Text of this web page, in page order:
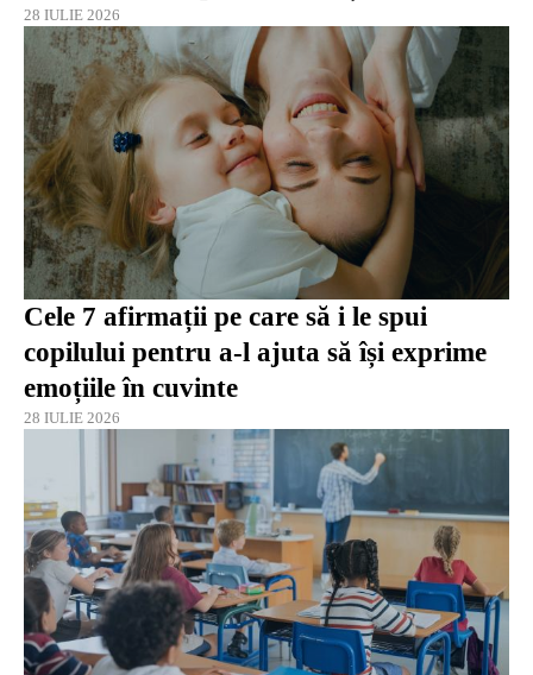
28 IULIE 2026
Cele 7 afirmații pe care să i le spui
copilului pentru a-l ajuta să își exprime
emoțiile în cuvinte
28 IULIE 2026